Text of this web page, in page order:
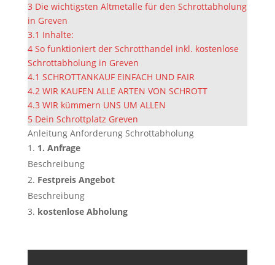
3 Die wichtigsten Altmetalle für den Schrottabholung
in Greven
3.1 Inhalte:
4 So funktioniert der Schrotthandel inkl. kostenlose
Schrottabholung in Greven
4.1 SCHROTTANKAUF EINFACH UND FAIR
4.2 WIR KAUFEN ALLE ARTEN VON SCHROTT
4.3 WIR kümmern UNS UM ALLEN
5 Dein Schrottplatz Greven
Anleitung Anforderung Schrottabholung
1. Anfrage
Beschreibung
Festpreis Angebot
Beschreibung
kostenlose Abholung